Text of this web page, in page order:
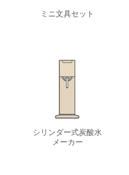
ミニ文具セット
シリンダー式炭酸水
メーカー